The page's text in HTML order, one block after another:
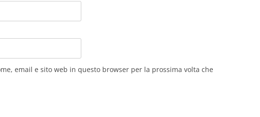
email e sito web in questo browser per la prossima volta che